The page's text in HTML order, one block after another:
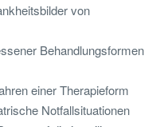
von
Behandlungsformen
einer Therapieform
Notfallsituationen